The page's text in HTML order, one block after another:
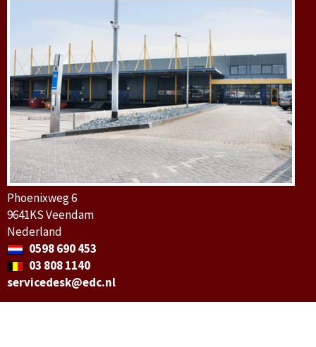
Phoenixweg 6
9641KS Veendam
Nederland
0598 690 453
03 808 1140
servicedesk@edc.nl